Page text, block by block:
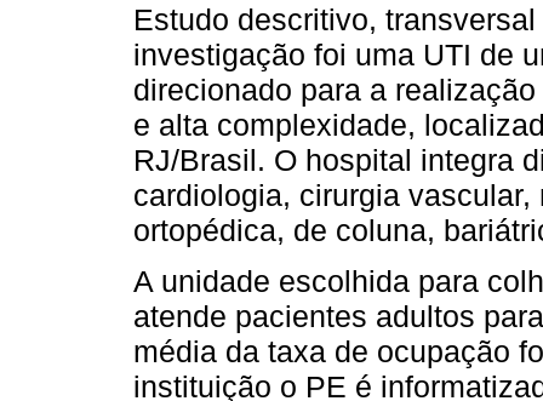
Estudo descritivo,
investigação foi uma UTI de
direcionado para a
e alta complexidade,
RJ/Brasil. O hospital integra
cardiologia, cirurgia
ortopédica, de coluna,
A unidade escolhida para
atende pacientes adultos
média da taxa de ocupação
instituição o PE é